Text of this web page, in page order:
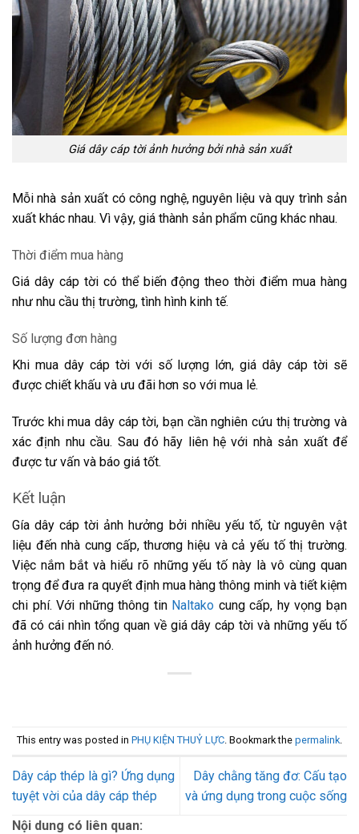
Giá dây cáp tời ảnh hưởng bởi nhà sản xuất
Mỗi nhà sản xuất có công nghệ, nguyên liệu và quy trình sản
xuất khác nhau. Vì vậy, giá thành sản phẩm cũng khác nhau.
Thời điểm mua hàng
Giá dây cáp tời có thể biến động theo thời điểm mua hàng
như nhu cầu thị trường, tình hình kinh tế.
Số lượng đơn hàng
Khi mua dây cáp tời với số lượng lớn, giá dây cáp tời sẽ
được chiết khấu và ưu đãi hơn so với mua lẻ.
Trước khi mua dây cáp tời, bạn cần nghiên cứu thị trường và
xác định nhu cầu. Sau đó hãy liên hệ với nhà sản xuất để
được tư vấn và báo giá tốt.
Kết luận
Gía dây cáp tời ảnh hưởng bởi nhiều yếu tố, từ nguyên vật
liệu đến nhà cung cấp, thương hiệu và cả yếu tố thị trường.
Việc nắm bắt và hiểu rõ những yếu tố này là vô cùng quan
trọng để đưa ra quyết định mua hàng thông minh và tiết kiệm
chi phí. Với những thông tin Naltako cung cấp, hy vọng bạn
đã có cái nhìn tổng quan về giá dây cáp tời và những yếu tố
ảnh hưởng đến nó.
This entry was posted in PHỤ KIỆN THUỶ LỰC. Bookmark the permalink.
Dây cáp thép là gì? Ứng dụng
tuyệt vời của dây cáp thép
Dây chằng tăng đơ: Cấu tạo
và ứng dụng trong cuộc sống
Nội dung có liên quan: